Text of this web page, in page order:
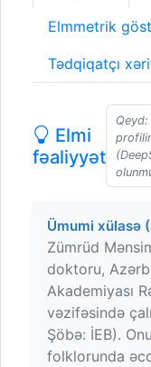
Elmmetrik
Tədqiqatçı
Elmi
fəaliyyət
Ümumi xülasə
Zümrüd
doktoru,
Akademiyası
vəzifəsində
Şöbə: İEB).
folklorunda